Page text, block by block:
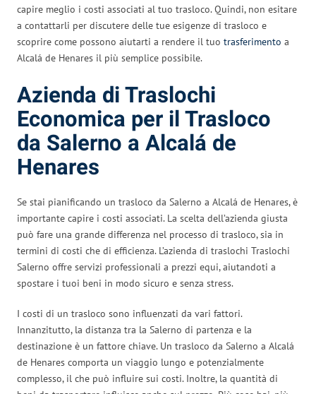
capire meglio i costi associati al tuo trasloco. Quindi, non esitare
a contattarli per discutere delle tue esigenze di trasloco e
scoprire come possono aiutarti a rendere il tuo trasferimento a
Alcalá de Henares il più semplice possibile.
Azienda di Traslochi
Economica per il Trasloco
da Salerno a Alcalá de
Henares
Se stai pianificando un trasloco da Salerno a Alcalá de Henares, è
importante capire i costi associati. La scelta dell’azienda giusta
può fare una grande differenza nel processo di trasloco, sia in
termini di costi che di efficienza. L’azienda di traslochi Traslochi
Salerno offre servizi professionali a prezzi equi, aiutandoti a
spostare i tuoi beni in modo sicuro e senza stress.
I costi di un trasloco sono influenzati da vari fattori.
Innanzitutto, la distanza tra la Salerno di partenza e la
destinazione è un fattore chiave. Un trasloco da Salerno a Alcalá
de Henares comporta un viaggio lungo e potenzialmente
complesso, il che può influire sui costi. Inoltre, la quantità di